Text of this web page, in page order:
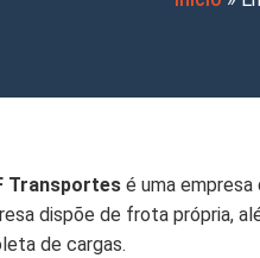
Transportes é uma
dispõe de frota própria,
de cargas.